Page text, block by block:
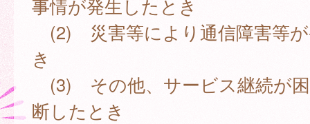
事情が発生したとき
(2) 災害等により通信障害等
き
(3) その他、サービス継続が
断したとき